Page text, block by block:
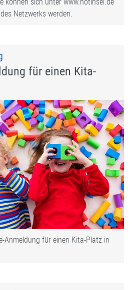
Netzwerks werden.
für einen Kita-
Anmeldung für einen Kita-Platz in